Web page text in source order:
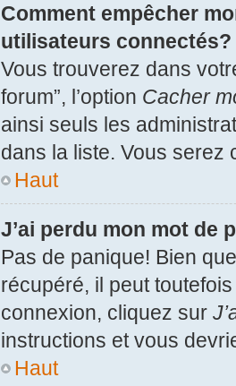
Comment empêcher
utilisateurs connectés?
Vous trouverez dans
forum”, l’option Cacher
ainsi seuls les
dans la liste. Vous serez
Haut
J’ai perdu mon mot de
Pas de panique! Bien
récupéré, il peut
connexion, cliquez sur
instructions et vous
Haut